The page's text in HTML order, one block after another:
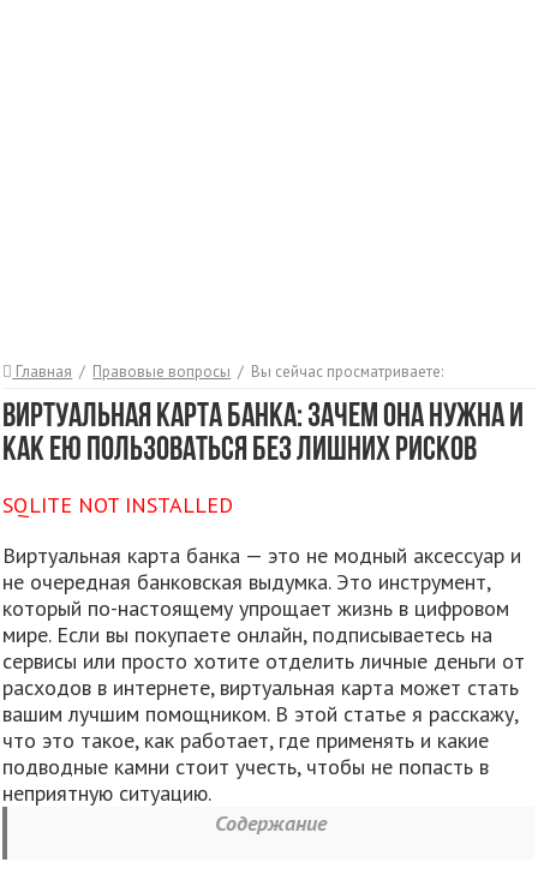
Главная / Правовые вопросы / Вы сейчас просматриваете:
Виртуальная карта банка: зачем она нужна и
как ею пользоваться без лишних рисков
SQLITE NOT INSTALLED
Виртуальная карта банка — это не модный аксессуар и
не очередная банковская выдумка. Это инструмент,
который по-настоящему упрощает жизнь в цифровом
мире. Если вы покупаете онлайн, подписываетесь на
сервисы или просто хотите отделить личные деньги от
расходов в интернете, виртуальная карта может стать
вашим лучшим помощником. В этой статье я расскажу,
что это такое, как работает, где применять и какие
подводные камни стоит учесть, чтобы не попасть в
неприятную ситуацию.
Содержание